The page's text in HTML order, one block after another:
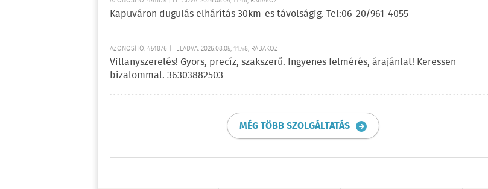
Kapuváron dugulás elhárítás 30km-es távolságig. Tel:06-20/961-4055
AZONOSÍTÓ: 451876 | FELADVA: 2026.08.05, 11:48, RÁBAKÖZ
Villanyszerelés! Gyors, precíz, szakszerű. Ingyenes felmérés, árajánlat! Keressen
bizalommal. 36303882503
MÉG TÖBB SZOLGÁLTATÁS